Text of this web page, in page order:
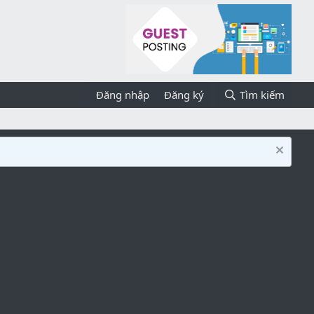
Đăng nhập Đăng ký Tìm kiếm